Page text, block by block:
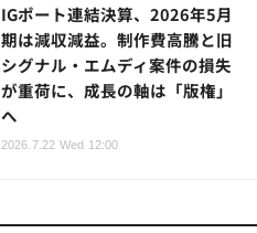
IGポート連結決算、2026年5月
期は減収減益。制作費高騰と旧
シグナル・エムディ案件の損失
が重荷に、成長の軸は「版権」
へ
2026.7.22 Wed 12:00